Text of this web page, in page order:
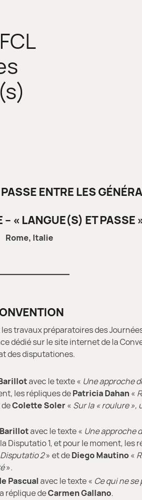
ENTRE LES
– « LANGUE(S) ET PASSE
Rome, Italie
travaux préparatoires des
dédié sur le site internet de la
des disputationes.
avec le texte « Une approche
les répliques dePatricia Dahan«
Colette Soler« Sur la « roulure »,
avec le texte « Une approche
Disputatio 1, et pour le moment, les
2» et deDiego Mautino«
».
Pascualavec le texte « Ce qui ne se
réplique deCarmen Gallano.